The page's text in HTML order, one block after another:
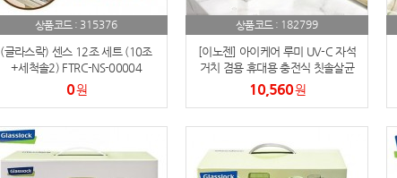
상품코드 : 315376
(글라스락) 센스 12조 세트 (10조
+세척솔2) FTRC-NS-00004
0원
상품코드 : 182799
[이노젠] 아이케어 루미 UV-C 자석
거치 겸용 휴대용 충전식 칫솔살균
기
10,560원